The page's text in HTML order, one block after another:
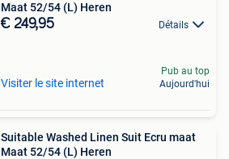
Maat 52/54 (L) Heren
€ 249,95 Détails
Visiter le site internet
Pub au top
Aujourd'hui
Suitable Washed Linen Suit Ecru maat
Maat 52/54 (L) Heren